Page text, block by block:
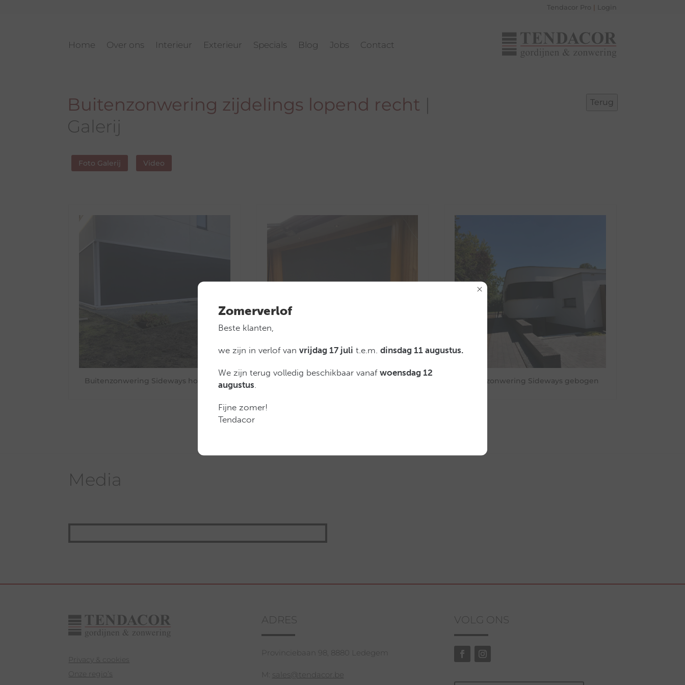
Tendacor Pro | Login
Home Over ons Interieur Exterieur Specials Blog Jobs Contact
Buitenzonwering zijdelings lopend recht |
Galerij
Foto Galerij Video
Buitenzonwering Sideways hoekraam Buitenzonwering Sideways gebogen
Media
Privacy & cookies
Onze regio’s
ADRES
Provinciebaan 98, 8880 Ledegem
M:
sales@tendacor.be
VOLG ONS
Zomerverlof
Beste klanten,
we zijn in verlof van vrijdag 17 juli t.e.m. dinsdag 11 augustus.
We zijn terug volledig beschikbaar vanaf woensdag 12
augustus
Fijne zomer!
Tendacor